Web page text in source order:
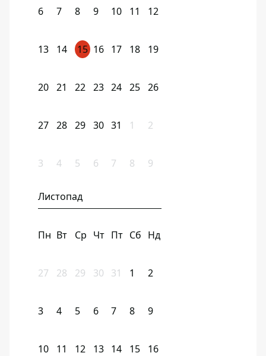
6 7 8 9 10 11 12
13 14 15 16 17 18 19
20 21 22 23 24 25 26
27 28 29 30 31 1 2
3 4 5 6 7 8 9
Листопад
Пн Вт Ср Чт Пт Сб Нд
27 28 29 30 31 1 2
3 4 5 6 7 8 9
10 11 12 13 14 15 16